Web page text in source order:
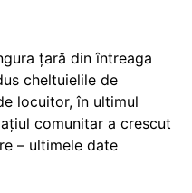
țară din întreaga
cheltuielile de
locuitor, în ultimul
comunitar a crescut
– ultimele date